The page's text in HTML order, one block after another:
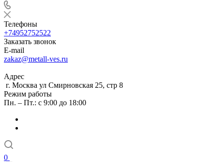
Телефоны
+74952752522
Заказать звонок
E-mail
zakaz@metall-ves.ru
Адрес
г. Москва ул Смирновская 25, стр 8
Режим работы
Пн. – Пт.: с 9:00 до 18:00
0